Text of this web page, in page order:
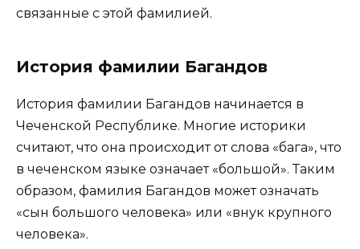
связанные с этой фамилией.
История фамилии Багандов
История фамилии Багандов начинается в
Чеченской Республике. Многие историки
считают, что она происходит от слова «бага», что
в чеченском языке означает «большой». Таким
образом, фамилия Багандов может означать
«сын большого человека» или «внук крупного
человека».